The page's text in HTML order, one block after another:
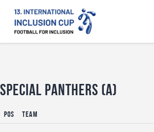
Home
Walking Football Turnier
Unterstützer
Special Panthers (A)
Pos Team